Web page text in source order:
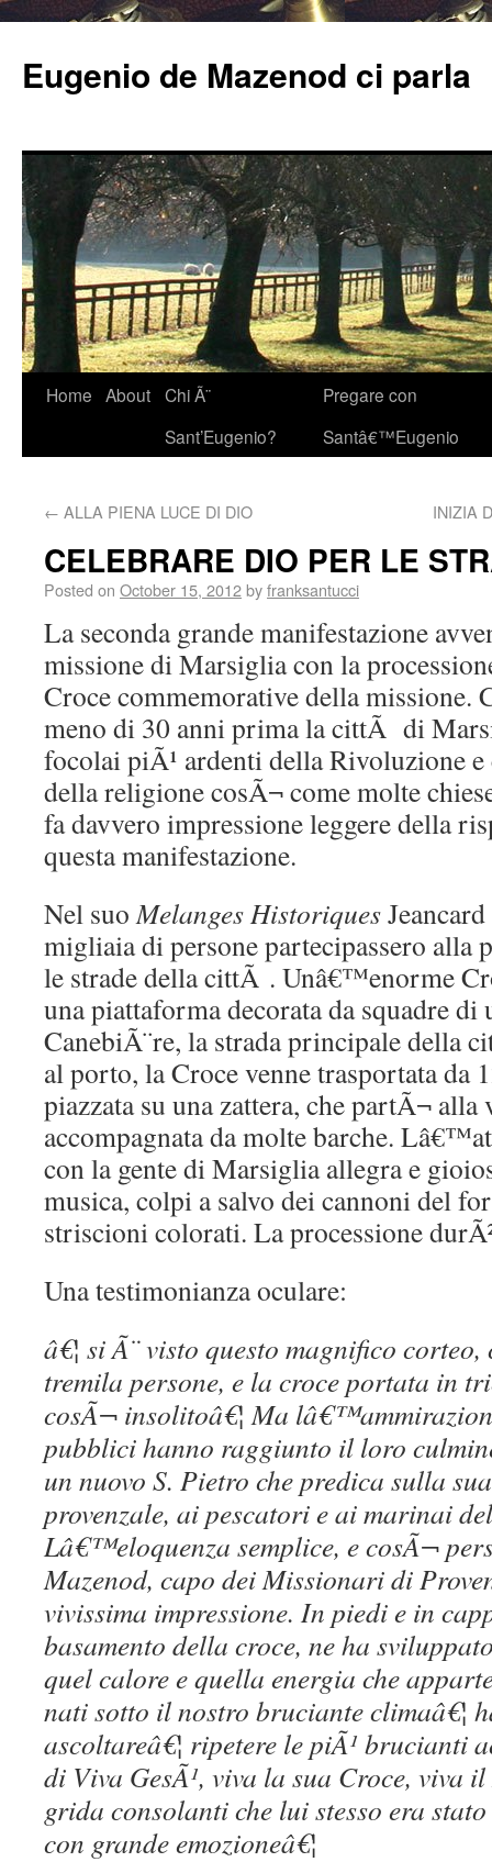
Eugenio de Mazenod ci parla
Home About Chi Ã¨
Sant’Eugenio?
Pregare con
Santâ€™Eugenio
← ALLA PIENA LUCE DI DIO INIZIA
CELEBRARE DIO PER LE
Posted on October 15, 2012byfranksantucci
La seconda grande manifestazione
missione di Marsiglia con la
Croce commemorative della missione.
meno di 30 anni prima la cittÃ di
focolai piÃ¹ ardenti della Rivoluzione e
della religione cosÃ¬ come molte
fa davvero impressione leggere della
questa manifestazione.
Nel suoMelanges Historiques
migliaia di persone partecipassero alla
le strade della cittÃ . Unâ€™enorme
una piattaforma decorata da squadre
CanebiÃ¨re, la strada principale della
al porto, la Croce venne trasportata da
piazzata su una zattera, che partÃ¬
accompagnata da molte barche.
con la gente di Marsiglia allegra e
musica, colpi a salvo dei cannoni del
striscioni colorati. La processione
Una testimonianza oculare:
â€¦ si Ã¨ visto questo magnifico
tremila persone, e la croce portata in
cosÃ¬ insolitoâ€¦ Ma
pubblici hanno raggiunto il loro
un nuovo S. Pietro che predica sulla
provenzale, ai pescatori e ai marinai
Lâ€™eloquenza semplice, e cosÃ¬
Mazenod, capo dei Missionari di
vivissima impressione. In piedi e in
basamento della croce, ne ha
quel calore e quella energia che
nati sotto il nostro bruciante climaâ€¦
ascoltareâ€¦ ripetere le piÃ¹ brucianti
di Viva GesÃ¹, viva la sua Croce, viva
grida consolanti che lui stesso era
con grande emozioneâ€¦